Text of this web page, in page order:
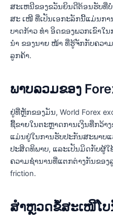
ສະເຫນີຂອງຂວັນຍິນດີຕ້ອນຮັບທີ່ບໍ່
ສະ ເໜີ ທີ່ເປັນເອກະລັກນີ້ແມ່ນກາ
ບາດກ້າວ ທຳ ອິດຂອງພວກເຂົາໃ
ນຳ ຂອງນາຍ ໜ້າ ທີ່ຮູ້ຈັກກັບຄວາ
ລູກຄ້າ.
ພາບລວມຂອງ
ຢູ່ທີ່ຫຼັກຂອງມັນ, World Forex
ຊື້ຂາຍໃນຕະຫຼາດການເງິນທີ່ກວ້າ
ແມ່ນຢູ່ໃນການຮັບປະກັນສະພາບ
ປະສິດທິພາບ, ແລະເປັນມິດກັບຜູ້
ຄວາມຊໍານານທີ່ແຕກຕ່າງກັນຂອ
friction.
ສຳຫຼວດຂໍ້ສະເໜີໂບ